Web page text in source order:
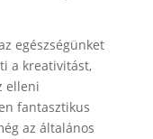
egészségünket
a kreativitást,
elleni
fantasztikus
az általános